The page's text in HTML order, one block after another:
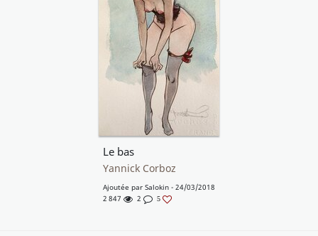
Le bas
Yannick Corboz
Ajoutée par Salokin - 24/03/2018
2 847
2 5